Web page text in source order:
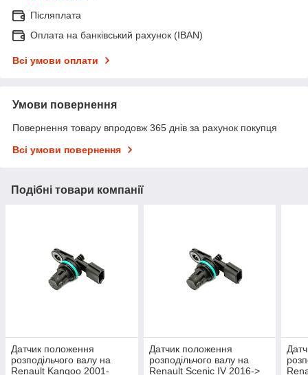
Післяплата
Оплата на банківський рахунок (IBAN)
Всі умови оплати
Умови повернення
Повернення товару впродовж 365 днів за рахунок покупця
Всі умови повернення
Подібні товари компанії
Датчик положення
розподільчого валу на
Renault Kangoo 2001-
Датчик положення
розподільчого валу на
Renault Scenic IV 2016->